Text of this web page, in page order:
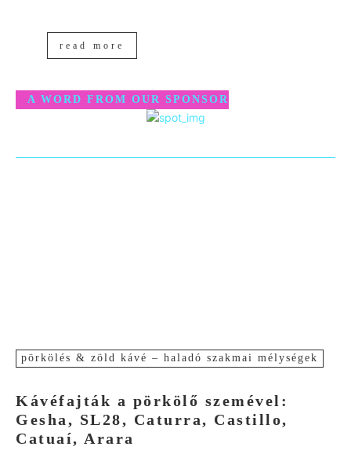
read more
A WORD FROM OUR SPONSOR
pörkölés & zöld kávé – haladó szakmai mélységek
Kávéfajták a pörkölő szemével:
Gesha, SL28, Caturra, Castillo,
Catuaí, Arara